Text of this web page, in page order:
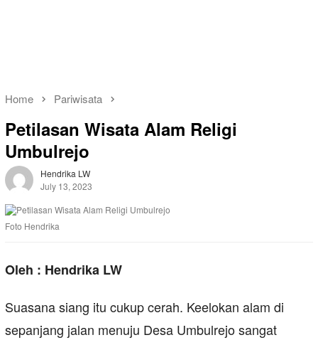
Home Pariwisata
Petilasan Wisata Alam Religi
Umbulrejo
Hendrika LW
July 13, 2023
Foto Hendrika
Oleh : Hendrika LW
Suasana siang itu cukup cerah. Keelokan alam di
sepanjang jalan menuju Desa Umbulrejo sangat